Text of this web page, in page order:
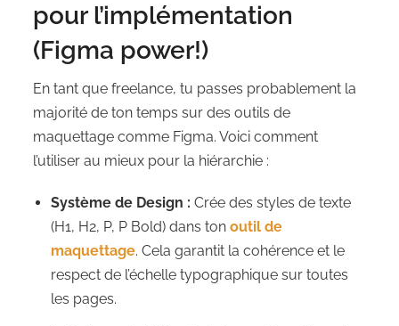
pour l’implémentation
(Figma power!)
En tant que freelance, tu passes probablement la
majorité de ton temps sur des outils de
maquettage comme Figma. Voici comment
l’utiliser au mieux pour la hiérarchie :
Système de Design : Crée des styles de texte
(H1, H2, P, P Bold) dans tonoutil de
maquettage. Cela garantit la cohérence et le
respect de l’échelle typographique sur toutes
les pages.